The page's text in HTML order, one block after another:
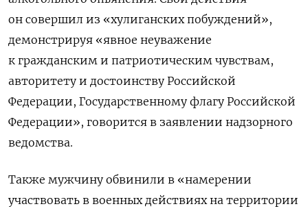
он совершил из «хулиганских побуждений»,
демонстрируя «явное неуважение
к гражданским и патриотическим чувствам,
авторитету и достоинству Российской
Федерации, Государственному флагу Российской
Федерации», говорится в заявлении надзорного
ведомства.
Также мужчину обвинили в «намерении
участвовать в военных действиях на территории